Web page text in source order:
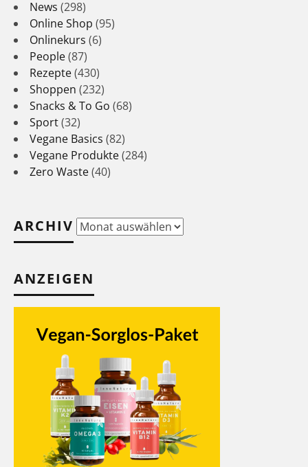
News (298)
Online Shop (95)
Onlinekurs (6)
People(87)
Rezepte(430)
Shoppen (232)
Snacks & To Go (68)
Sport(32)
Vegane Basics (82)
Vegane Produkte(284)
Zero Waste(40)
ARCHIV Archiv
ANZEIGEN